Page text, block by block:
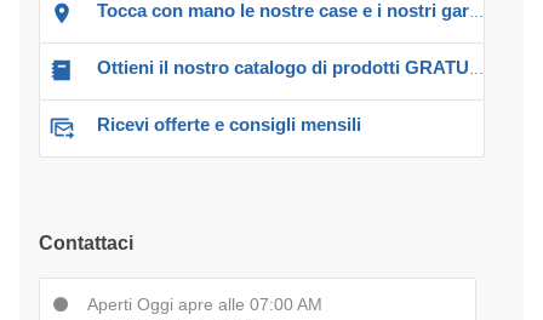
Tocca con mano le nostre case e i nostri garage!
Ottieni il nostro catalogo di prodotti GRATUITO!
Ricevi offerte e consigli mensili
Contattaci
Aperti Oggi apre alle 07:00 AM